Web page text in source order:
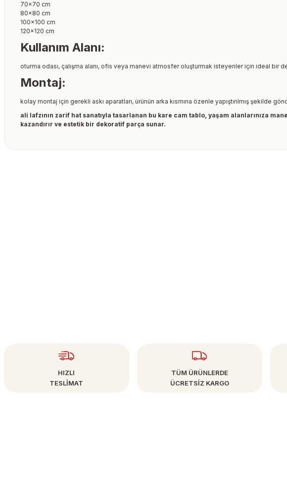
70x70 cm
80x80 cm
100x100 cm
120x120 cm
Kullanım Alanı:
oturma odası, çalışma alanı, ofis veya manevi atmosfer oluşturmak isteyenler için ideal bir
Montaj:
kolay montaj için gerekli askı aparatları, ürünün arka kısmına özenle yapıştırılmış şekilde
ali lafzının zarif hat sanatıyla tasarlanan bu kare cam tablo, yaşam alanlarınıza
kazandırır ve estetik bir dekoratif parça sunar.
HIZLI
TESLİMAT
TÜM ÜRÜNLERDE
ÜCRETSİZ KARGO